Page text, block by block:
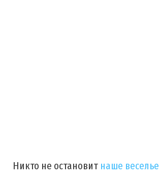
Никто не остановит наше веселье